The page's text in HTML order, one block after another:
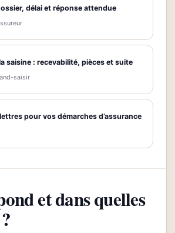
délai et réponse attendue
saisine : recevabilité, pièces et suite
saisir
pour vos démarches d’assurance
et dans quelles